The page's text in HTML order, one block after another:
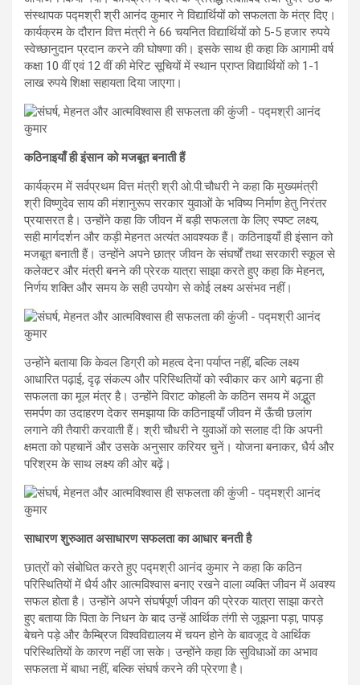
संस्थापक पद्मश्री श्री आनंद कुमार ने विद्यार्थियों को सफलता के मंत्र दिए।
कार्यक्रम के दौरान वित्त मंत्री ने 66 चयनित विद्यार्थियों को 5-5 हजार रुपये
स्वेच्छानुदान प्रदान करने की घोषणा की। इसके साथ ही कहा कि आगामी वर्ष
कक्षा 10 वीं एवं 12 वीं की मेरिट सूचियों में स्थान प्राप्त विद्यार्थियों को 1-1
लाख रुपये शिक्षा सहायता दिया जाएगा।
कठिनाइयाँ ही इंसान को मजबूत बनाती हैं
कार्यक्रम में सर्वप्रथम वित्त मंत्री श्री ओ.पी.चौधरी ने कहा कि मुख्यमंत्री
श्री विष्णुदेव साय की मंशानुरूप सरकार युवाओं के भविष्य निर्माण हेतु निरंतर
प्रयासरत है। उन्होंने कहा कि जीवन में बड़ी सफलता के लिए स्पष्ट लक्ष्य,
सही मार्गदर्शन और कड़ी मेहनत अत्यंत आवश्यक हैं। कठिनाइयाँ ही इंसान को
मजबूत बनाती हैं। उन्होंने अपने छात्र जीवन के संघर्षों तथा सरकारी स्कूल से
कलेक्टर और मंत्री बनने की प्रेरक यात्रा साझा करते हुए कहा कि मेहनत,
निर्णय शक्ति और समय के सही उपयोग से कोई लक्ष्य असंभव नहीं।
उन्होंने बताया कि केवल डिग्री को महत्व देना पर्याप्त नहीं, बल्कि लक्ष्य
आधारित पढ़ाई, दृढ़ संकल्प और परिस्थितियों को स्वीकार कर आगे बढ़ना ही
सफलता का मूल मंत्र है। उन्होंने विराट कोहली के कठिन समय में अद्भुत
समर्पण का उदाहरण देकर समझाया कि कठिनाइयाँ जीवन में ऊँची छलांग
लगाने की तैयारी करवाती हैं। श्री चौधरी ने युवाओं को सलाह दी कि अपनी
क्षमता को पहचानें और उसके अनुसार करियर चुनें। योजना बनाकर, धैर्य और
परिश्रम के साथ लक्ष्य की ओर बढ़ें।
साधारण शुरुआत असाधारण सफलता का आधार बनती है
छात्रों को संबोधित करते हुए पद्मश्री आनंद कुमार ने कहा कि कठिन
परिस्थितियों में धैर्य और आत्मविश्वास बनाए रखने वाला व्यक्ति जीवन में अवश्य
सफल होता है। उन्होंने अपने संघर्षपूर्ण जीवन की प्रेरक यात्रा साझा करते
हुए बताया कि पिता के निधन के बाद उन्हें आर्थिक तंगी से जूझना पड़ा, पापड़
बेचने पड़े और कैम्ब्रिज विश्वविद्यालय में चयन होने के बावजूद वे आर्थिक
परिस्थितियों के कारण नहीं जा सके। उन्होंने कहा कि सुविधाओं का अभाव
सफलता में बाधा नहीं, बल्कि संघर्ष करने की प्रेरणा है।